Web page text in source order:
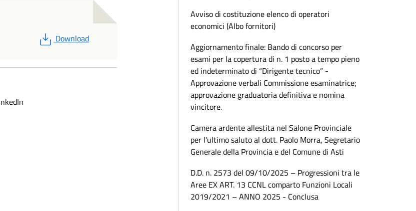
PDF
Download
Avviso di costituzione elenco di operatori
economici (Albo fornitori)
Aggiornamento finale: Bando di concorso per
esami per la copertura di n. 1 posto a tempo pieno
ed indeterminato di “Dirigente tecnico” -
Approvazione verbali Commissione esaminatrice;
approvazione graduatoria definitiva e nomina
vincitore.
Camera ardente allestita nel Salone Provinciale
per l'ultimo saluto al dott. Paolo Morra, Segretario
Generale della Provincia e del Comune di Asti
D.D. n. 2573 del 09/10/2025 – Progressioni tra le
Aree EX ART. 13 CCNL comparto Funzioni Locali
2019/2021 – ANNO 2025 - Conclusa